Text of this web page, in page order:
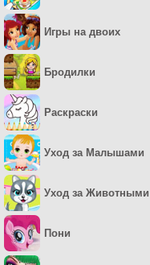
Игры на двоих
Бродилки
Раскраски
Уход за Малышами
Уход за Животными
Пони